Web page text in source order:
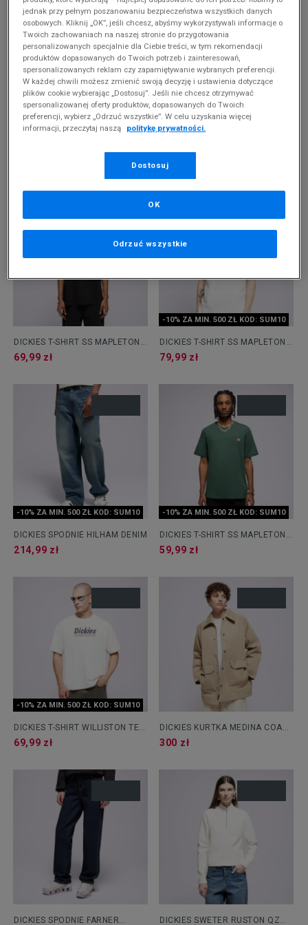
-10% ZA MIN. 500 ZŁ KOD: SUM10
TEE
99,99 zł
DICKIES T-SHIRT SS MAPLETON
TEE
69,99 zł
-10% ZA MIN. 500 ZŁ KOD: SUM10
DICKIES T-SHIRT SS MAPLETON
TEE
79,99 zł
-10% ZA MIN. 500 ZŁ KOD: SUM10
DICKIES SPODNIE HILHAM DENIM
214,99 zł
-10% ZA MIN. 500 ZŁ KOD: SUM10
DICKIES T-SHIRT SS MAPLETON
TEE
59,99 zł
-10% ZA MIN. 500 ZŁ KOD: SUM10
DICKIES T-SHIRT WILLISTON TEE
SS
69,99 zł
DICKIES KURTKA MEDINA COAT
W
300 zł
DICKIES SPODNIE FARNER DICKIES SWETER RUSTON QZ
jednak przy pełnym poszanowaniu bezpieczeństwa wszystkich danych
osobowych. Kliknij „OK”, jeśli chcesz, abyśmy wykorzystywali informacje o
Twoich zachowaniach na naszej stronie do przygotowania
personalizowanych specjalnie dla Ciebie treści, w tym rekomendacji
produktów dopasowanych do Twoich potrzeb i zainteresowań,
spersonalizowanych reklam czy zapamiętywanie wybranych preferencji.
W każdej chwili możesz zmienić swoją decyzję i ustawienia dotyczące
plików cookie wybierając „Dostosuj”. Jeśli nie chcesz otrzymywać
spersonalizowanej oferty produktów, dopasowanych do Twoich
preferencji, wybierz „Odrzuć wszystkie”. W celu uzyskania więcej
informacji, przeczytaj naszą
politykę prywatności.
Dostosuj
Odrzuć wszystkie
OK